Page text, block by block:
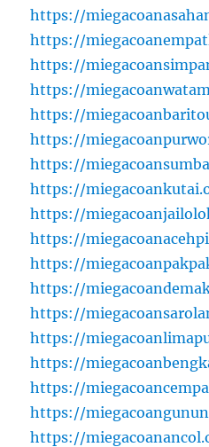
https://
https://
https://
https://
https://
https://
https://
https://
https://
https://
https://
https://
https://
https://
https://
https://
https://
https://